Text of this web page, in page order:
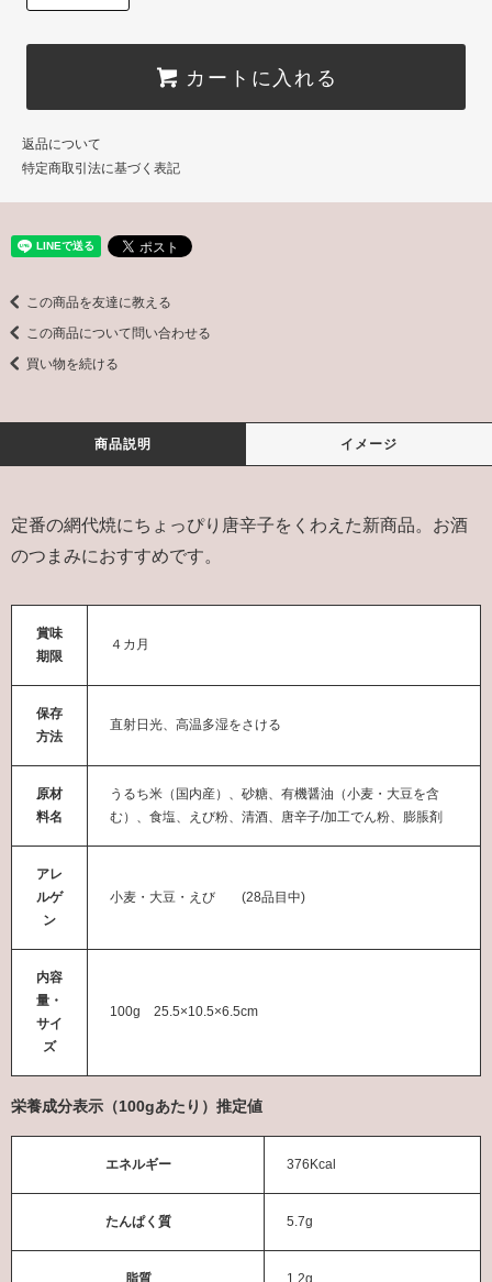
カートに入れる
返品について
特定商取引法に基づく表記
この商品を友達に教える
この商品について問い合わせる
買い物を続ける
商品説明 イメージ
定番の網代焼にちょっぴり唐辛子をくわえた新商品。お酒
のつまみにおすすめです。
賞味
期限
４カ月
保存
方法
直射日光、高温多湿をさける
原材
料名
うるち米（国内産）、砂糖、有機醤油（小麦・大豆を含
む）、食塩、えび粉、清酒、唐辛子/加工でん粉、膨脹剤
アレ
ルゲ
ン
小麦・大豆・えび (28品目中)
内容
量・
サイ
ズ
100g 25.5×10.5×6.5cm
栄養成分表示（100gあたり）推定値
エネルギー 376Kcal
たんぱく質 5.7g
脂質 1.2g